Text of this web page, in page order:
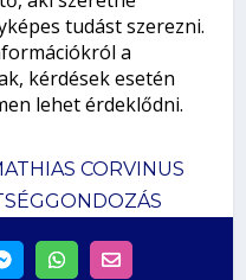
tudást szerezni.
a
kérdések esetén
lehet érdeklődni.
CORVINUS